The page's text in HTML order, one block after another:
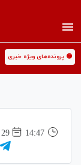
🟡 پرونده‌های ویژه خبری
14:47
29 فروردين 1401